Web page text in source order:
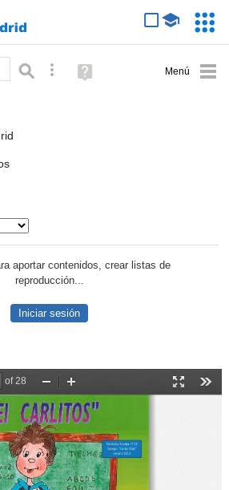
Búsqueda avanzada
Ayuda
(en
aportar contenidos, crear listas de
reproducción...
Iniciar sesión